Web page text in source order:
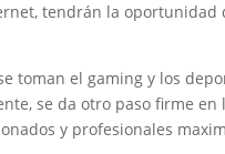
tendrán la
toman el gaming y los
se da otro paso firme
y profesionales